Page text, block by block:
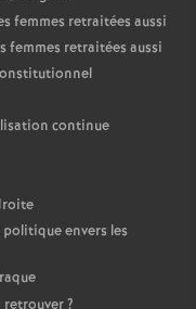
femmes retraitées aussi
femmes retraitées aussi
continue
envers les